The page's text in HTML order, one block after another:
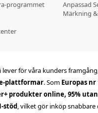
programmet
Anpassad
Märkning
lever för våra kunders
plattformar. Som Europas
produkter online, 95% utan
stöd, vilket gör inköp